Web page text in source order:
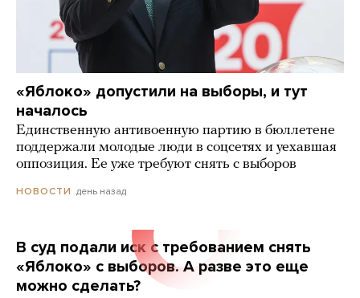
«Яблоко» допустили на выборы, и тут
началось
Единственную антивоенную партию в бюллетене
поддержали молодые люди в соцсетях и уехавшая
оппозиция. Ее уже требуют снять с выборов
НОВОСТИ день назад
В суд подали иск с требованием снять
«Яблоко» с выборов. А разве это еще
можно сделать?